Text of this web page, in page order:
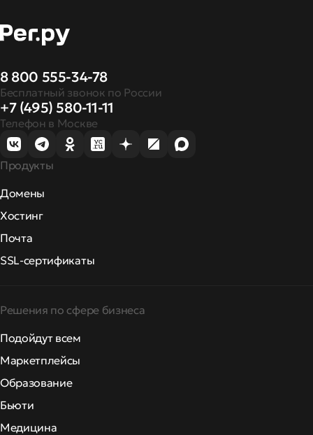
8 800 555-34-78
Бесплатный звонок по России
+7 (495) 580-11-11
Телефон в Москве
Продукты
Домены
Хостинг
Почта
SSL-сертификаты
Решения по сфере бизнеса
Подойдут всем
Маркетплейсы
Образование
Бьюти
Медицина